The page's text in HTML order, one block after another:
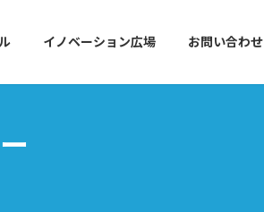
イノベーション広場 お問い合わせ